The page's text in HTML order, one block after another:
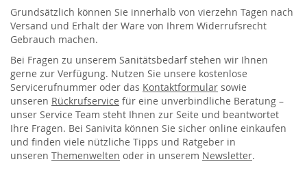
Grundsätzlich können Sie innerhalb von vierzehn Tagen nach
Versand und Erhalt der Ware von Ihrem Widerrufsrecht
Gebrauch machen.
Bei Fragen zu unserem Sanitätsbedarf stehen wir Ihnen
gerne zur Verfügung. Nutzen Sie unsere kostenlose
Servicerufnummer oder das Kontaktformular sowie
unseren Rückrufservice für eine unverbindliche Beratung –
unser Service Team steht Ihnen zur Seite und beantwortet
Ihre Fragen. Bei Sanivita können Sie sicher online einkaufen
und finden viele nützliche Tipps und Ratgeber in
unseren Themenwelten oder in unserem Newsletter.